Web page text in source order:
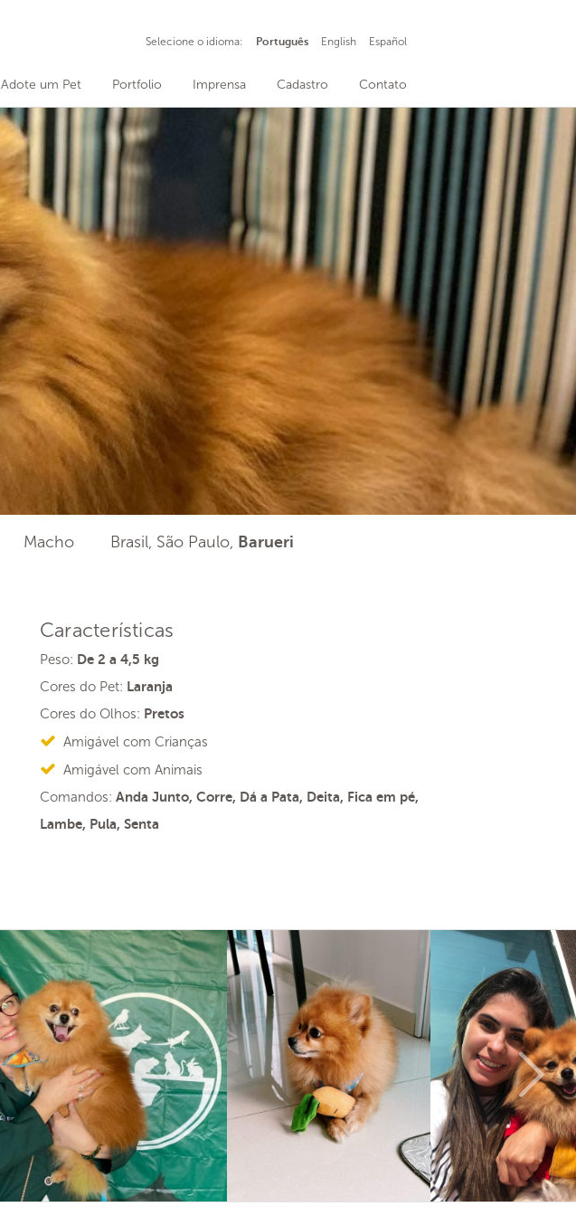
Adote um Pet Portfolio Imprensa Cadastro Contato
Selecione o idioma: Português English Español
Macho Brasil, São Paulo, Barueri
Características
Peso: De 2 a 4,5 kg
Cores do Pet: Laranja
Cores do Olhos: Pretos
Amigável com Crianças
Amigável com Animais
Comandos: Anda Junto, Corre, Dá a Pata, Deita, Fica em pé,
Lambe, Pula, Senta